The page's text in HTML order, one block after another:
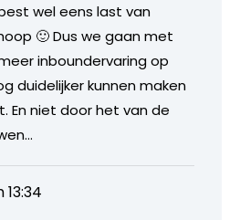
wel eens last van
🙂 Dus we gaan met
inboundervaring op
duidelijker kunnen maken
En niet door het van de
13:34